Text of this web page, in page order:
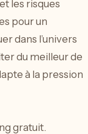
les risques
pour un
dans l’univers
du meilleur de
à la pression
gratuit.